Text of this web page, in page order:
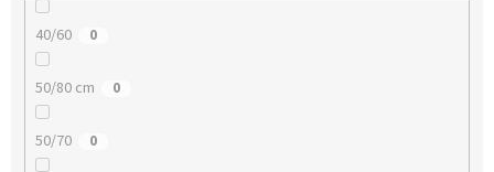
40/60 0
50/80 cm 0
50/70 0